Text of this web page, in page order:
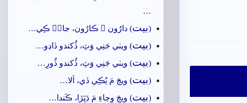
…
(بيت) دارُون ۽ ڪارُون، جانۡ ڪِي…
(بيت) ويٺي جَنِي وَٽِ، ڏُکندو ڏاڍو…
(بيت) ويٺي جَنِي وَٽِ، ڏُکندو ڏُورِ…
(بيت) ويڄَ مَ ٻُڪِي ڏي، اَلا…
(بيت) ويڄَ وِڃاءِ مَ ڊَڀَڙا، ڪَندا…